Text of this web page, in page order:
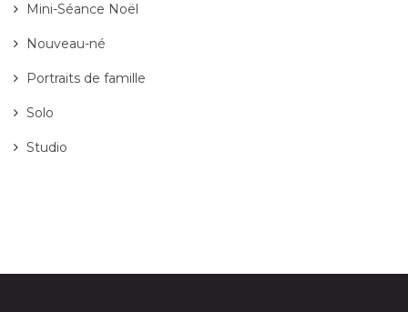
Mini-Séance Noël
Nouveau-né
Portraits de famille
Solo
Studio